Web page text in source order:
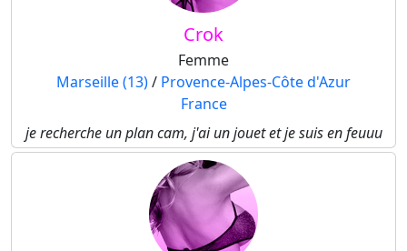
Crok
Femme
Marseille (13)/ Provence-Alpes-Côte d'Azur
France
je recherche un plan cam, j'ai un jouet et je suis en feuuu